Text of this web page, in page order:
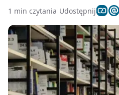
1 min czytania Udostępnij